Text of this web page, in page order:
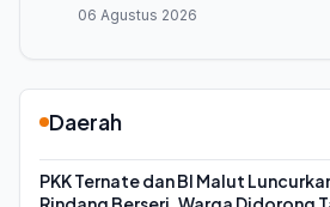
06 Agustus 2026
Daerah
PKK Ternate dan BI Malut